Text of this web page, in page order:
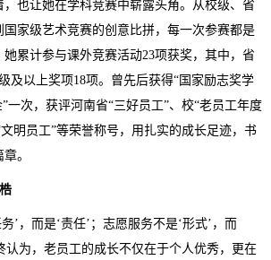
也让她在学科竞赛中崭露头角。从校级、省
家级艺术竞赛的创意比拼，每一次参赛都是
累计参与课外竞赛活动23项获奖，其中，省
及以上奖项18项。曾先后获得“国家励志奖学
一次，获评河南省“三好员工”、校“老员工年度
文明员工”等荣誉称号，用扎实的成长足迹，书
。
’，而是‘责任’；志愿服务不是‘形式’，而
认为，老员工的成长不仅在于个人优秀，更在